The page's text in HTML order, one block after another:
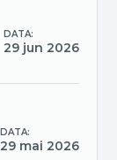
DATA:
29 jun 2026
DATA:
29 mai 2026